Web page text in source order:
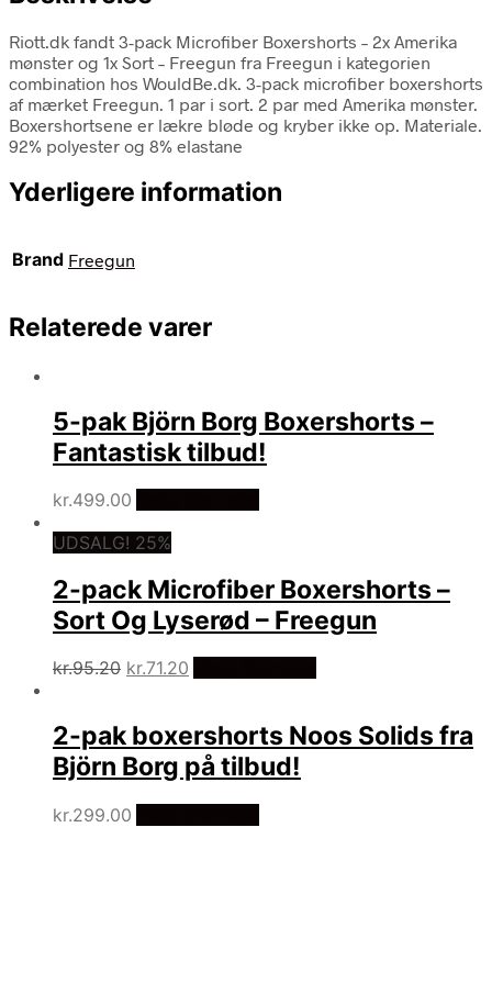
Riott.dk fandt 3-pack Microfiber Boxershorts – 2x Amerika
mønster og 1x Sort – Freegun fra Freegun i kategorien
combination hos WouldBe.dk. 3-pack microfiber boxershorts
af mærket Freegun. 1 par i sort. 2 par med Amerika mønster.
Boxershortsene er lækre bløde og kryber ikke op. Materiale.
92% polyester og 8% elastane
Yderligere information
Brand Freegun
Relaterede varer
5-pak Björn Borg Boxershorts –
Fantastisk tilbud!
kr.499.00
UDSALG! 25%
2-pack Microfiber Boxershorts –
Sort Og Lyserød – Freegun
kr.95.20 Den
var:
kr.95.20.
kr.71.20
er:
kr.71.20.
2-pak boxershorts Noos Solids fra
Björn Borg på tilbud!
kr.299.00